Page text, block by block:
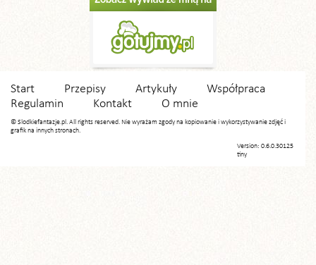
Start Przepisy Artykuły
Współpraca
Regulamin
Kontakt O mnie
© Slodkiefantazje.pl. All rights reserved. Nie wyrażam zgody na kopiowanie i wykorzystywanie zdjęć i
grafik na innych stronach.
Version: 0.6.0.30125
tiny